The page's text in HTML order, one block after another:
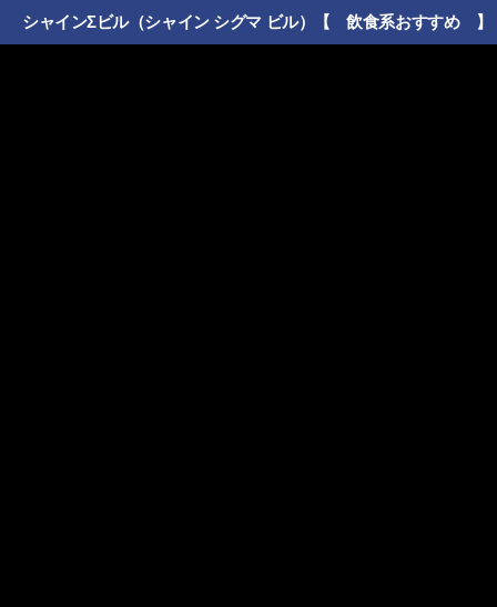
シャインΣビル（シャイン シグマ ビル）【 飲食系おすすめ 】